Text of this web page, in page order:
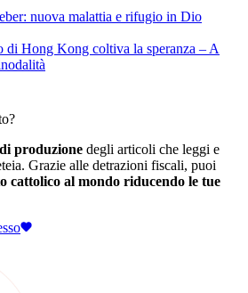
nuova malattia e rifugio in Dio
di Hong Kong coltiva la speranza – A
produzione degli articoli che leggi e
Grazie alle detrazioni fiscali, puoi
cattolico al mondo riducendo le tue